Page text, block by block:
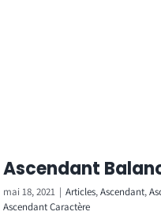
Ascendant
mai 18, 2021 | Articles,Ascendant,
Ascendant Caractère